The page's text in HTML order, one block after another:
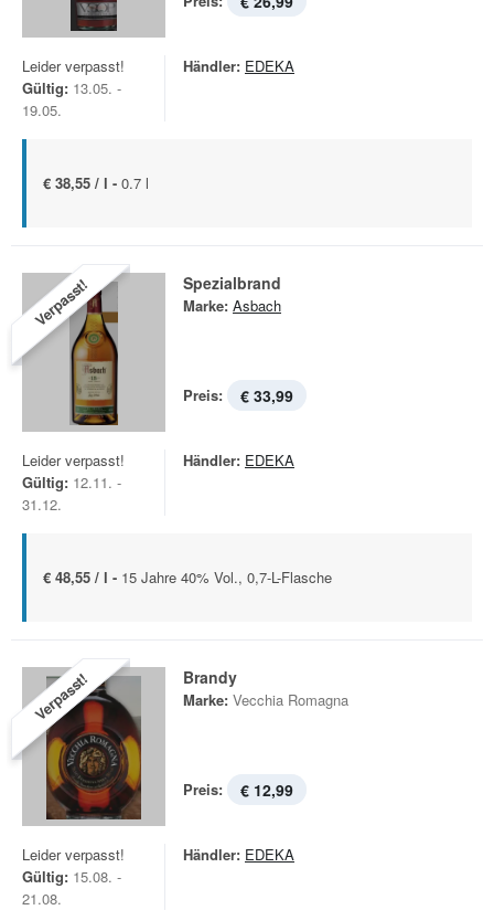
Leider verpasst!
Gültig: 13.05. -
19.05.
Händler: EDEKA
€ 38,55 / l - 0.7 l
Verpasst! Spezialbrand
Marke: Asbach
Preis: € 33,99
Leider verpasst!
Gültig: 12.11. -
31.12.
Händler: EDEKA
€ 48,55 / l - 15 Jahre 40% Vol., 0,7-L-Flasche
Verpasst! Brandy
Marke: Vecchia Romagna
Preis: € 12,99
Leider verpasst!
Gültig: 15.08. -
21.08.
Händler: EDEKA